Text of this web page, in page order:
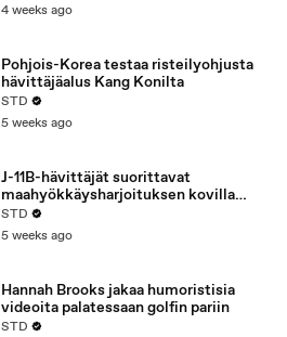
4 weeks ago
Pohjois-Korea testaa risteilyohjusta
hävittäjäalus Kang Konilta
STD
5 weeks ago
J-11B-hävittäjät suorittavat
maahyökkäysharjoituksen kovilla
ammuksilla Kiinassa
STD
5 weeks ago
Hannah Brooks jakaa humoristisia
videoita palatessaan golfin pariin
STD